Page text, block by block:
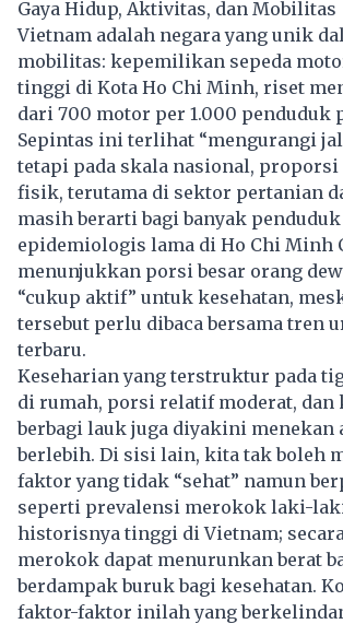
Gaya Hidup, Aktivitas, dan Mobilitas
Vietnam adalah negara yang unik
mobilitas: kepemilikan sepeda
tinggi di Kota Ho Chi Minh, riset
dari 700 motor per 1.000 penduduk
Sepintas ini terlihat “mengurangi
tetapi pada skala nasional, proporsi
fisik, terutama di sektor pertanian
masih berarti bagi banyak
epidemiologis lama di Ho Chi Minh
menunjukkan porsi besar orang
“cukup aktif” untuk kesehatan,
tersebut perlu dibaca bersama tren
terbaru.
Keseharian yang terstruktur pada
di rumah, porsi relatif moderat, dan
berbagi lauk juga diyakini menekan
berlebih. Di sisi lain, kita tak boleh
faktor yang tidak “sehat” namun
seperti prevalensi merokok laki-
historisnya tinggi di Vietnam;
merokok dapat menurunkan berat
berdampak buruk bagi kesehatan.
faktor-faktor inilah yang